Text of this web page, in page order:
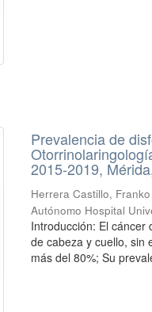
Prevalencia de
2015-2019,
Herrera Castillo,
Autónomo Hospital
Introducción: El
de cabeza y cuello, sin
más del 80%; Su